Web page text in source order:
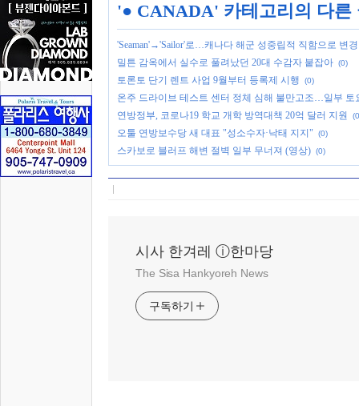
'● CANADA' 카테고리의 다른
'Seaman'→'Sailor'로…캐나다 해군 성중립적 직함으로 변경
밀튼 감옥에서 실수로 풀려났던 20대 수감자 붙잡아 (0)
토론토 단기 렌트 사업 9월부터 등록제 시행 (0)
온주 드라이브 테스트 센터 정체 심해 불만고조…일부 토
연방정부, 코로나19 학교 개학 방역대책 20억 달러 지원
오툴 연방보수당 새 대표 "성소수자·낙태 지지" (0)
스카보로 블러프 해변 절벽 일부 무너져 (영상) (0)
시사 한겨레 ⓘ한마당
The Sisa Hankyoreh News
구독하기